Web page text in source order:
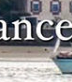
des
bassin